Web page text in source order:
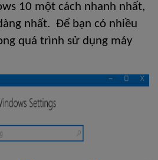
10 một cách nhanh nhất,
nhất.  Để bạn có nhiều
quá trình sử dụng máy